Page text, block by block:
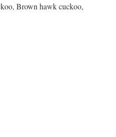
Brown hawk cuckoo,